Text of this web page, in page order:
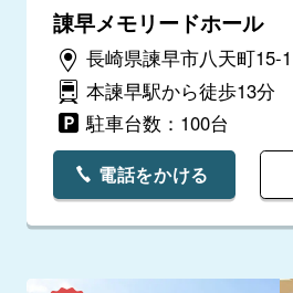
諌早メモリードホール
長崎県諫早市八天町15-1
本諫早駅から徒歩13分
駐車台数：100台
電話をかける